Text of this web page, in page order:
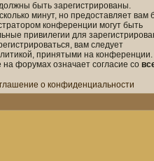
быть зарегистрированы.
минут, но предоставляет вам
конференции могут быть
привилегии для
вам следует
принятыми на конференции.
форумах означает согласие со
о конфиденциальности